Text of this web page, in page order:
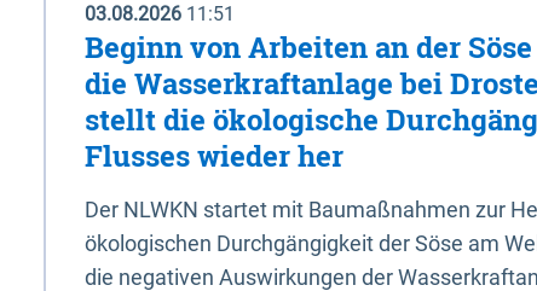
03.08.2026 11:51
Beginn von Arbeiten an der
die Wasserkraftanlage bei
stellt die ökologische
Flusses wieder her
Der NLWKN startet mit Baumaßnahmen zur
ökologischen Durchgängigkeit der Söse am
die negativen Auswirkungen der